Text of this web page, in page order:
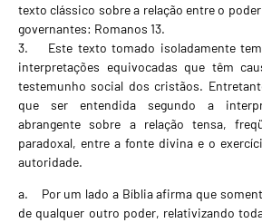
texto clássico sobre a relação entre o
governantes: Romanos 13.
3. Este texto tomado isoladamente
interpretações equivocadas que têm
testemunho social dos cristãos.
que ser entendida segundo a
abrangente sobre a relação tensa,
paradoxal, entre a fonte divina e o
autoridade.
a. Por um lado a Bíblia afirma que
de qualquer outro poder, relativizando